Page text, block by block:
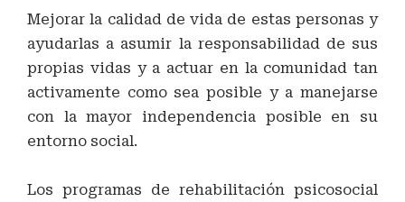
Mejorar la calidad de vida de estas personas y
ayudarlas a asumir la responsabilidad de sus
propias vidas y a actuar en la comunidad tan
activamente como sea posible y a manejarse
con la mayor independencia posible en su
entorno social.
Los programas de rehabilitación psicosocial